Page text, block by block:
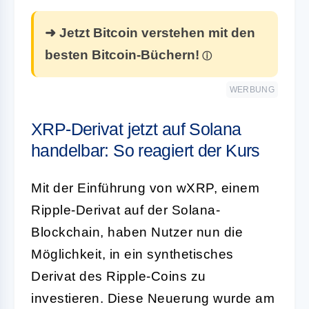
➜ Jetzt Bitcoin verstehen mit den
besten Bitcoin-Büchern!
WERBUNG
XRP-Derivat jetzt auf Solana
handelbar: So reagiert der Kurs
Mit der Einführung von wXRP, einem
Ripple-Derivat auf der Solana-
Blockchain, haben Nutzer nun die
Möglichkeit, in ein synthetisches
Derivat des Ripple-Coins zu
investieren. Diese Neuerung wurde am